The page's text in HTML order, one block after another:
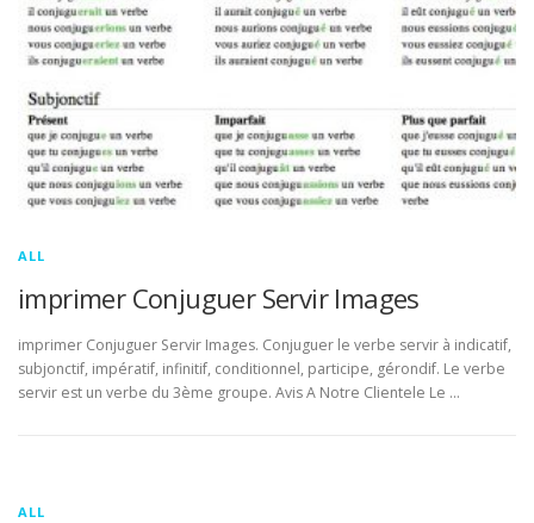
ALL
imprimer Conjuguer Servir Images
imprimer Conjuguer Servir Images. Conjuguer le verbe servir à indicatif,
subjonctif, impératif, infinitif, conditionnel, participe, gérondif. Le verbe
servir est un verbe du 3ème groupe. Avis A Notre Clientele Le …
ALL